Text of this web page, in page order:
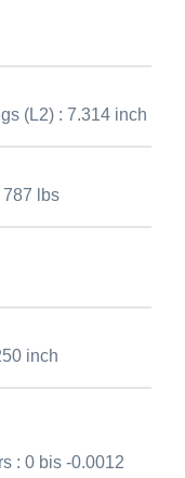
(L2) :7.314 inch
787 lbs
inch
:0 bis -0.0012